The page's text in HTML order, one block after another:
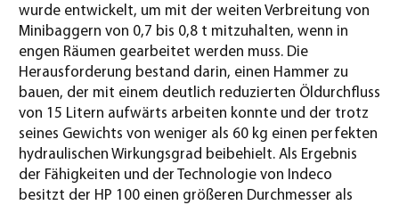
wurde entwickelt, um mit der weiten Verbreitung von
Minibaggern von 0,7 bis 0,8 t mitzuhalten, wenn in
engen Räumen gearbeitet werden muss. Die
Herausforderung bestand darin, einen Hammer zu
bauen, der mit einem deutlich reduzierten Öldurchfluss
von 15 Litern aufwärts arbeiten konnte und der trotz
seines Gewichts von weniger als 60 kg einen perfekten
hydraulischen Wirkungsgrad beibehielt. Als Ergebnis
der Fähigkeiten und der Technologie von Indeco
besitzt der HP 100 einen größeren Durchmesser als